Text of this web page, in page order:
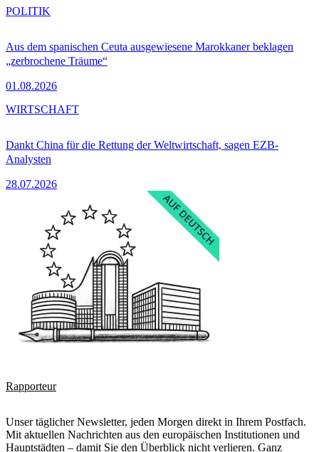
Aus dem spanischen Ceuta ausgewiesene Marokkaner beklagen
„zerbrochene Träume“
01.08.2026
POLITIK
Dankt China für die Rettung der Weltwirtschaft, sagen EZB-
Analysten
28.07.2026
WIRTSCHAFT
Rapporteur
Unser täglicher Newsletter, jeden Morgen direkt in Ihrem Postfach.
Mit aktuellen Nachrichten aus den europäischen Institutionen und
Hauptstädten – damit Sie den Überblick nicht verlieren. Ganz